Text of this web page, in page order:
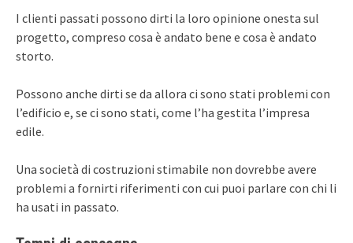
I clienti passati possono dirti la loro opinione onesta sul
progetto, compreso cosa è andato bene e cosa è andato
storto.
Possono anche dirti se da allora ci sono stati problemi con
l’edificio e, se ci sono stati, come l’ha gestita l’impresa
edile.
Una società di costruzioni stimabile non dovrebbe avere
problemi a fornirti riferimenti con cui puoi parlare con chi li
ha usati in passato.